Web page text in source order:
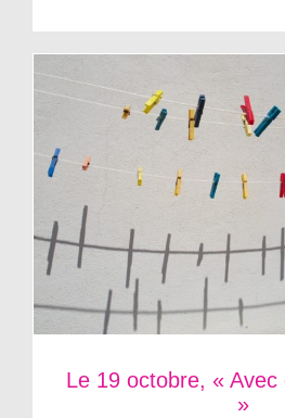
Le 19 octobre, «
»